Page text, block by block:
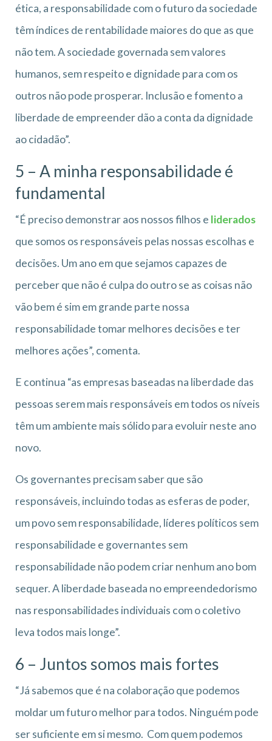
ética, a responsabilidade com o futuro da sociedade
têm índices de rentabilidade maiores do que as que
não tem. A sociedade governada sem valores
humanos, sem respeito e dignidade para com os
outros não pode prosperar. Inclusão e fomento a
liberdade de empreender dão a conta da dignidade
ao cidadão”.
5 – A minha responsabilidade é
fundamental
“É preciso demonstrar aos nossos filhos e liderados
que somos os responsáveis pelas nossas escolhas e
decisões. Um ano em que sejamos capazes de
perceber que não é culpa do outro se as coisas não
vão bem é sim em grande parte nossa
responsabilidade tomar melhores decisões e ter
melhores ações”, comenta.
E continua “as empresas baseadas na liberdade das
pessoas serem mais responsáveis em todos os níveis
têm um ambiente mais sólido para evoluir neste ano
novo.
Os governantes precisam saber que são
responsáveis, incluindo todas as esferas de poder,
um povo sem responsabilidade, líderes políticos sem
responsabilidade e governantes sem
responsabilidade não podem criar nenhum ano bom
sequer. A liberdade baseada no empreendedorismo
nas responsabilidades individuais com o coletivo
leva todos mais longe”.
6 – Juntos somos mais fortes
“Já sabemos que é na colaboração que podemos
moldar um futuro melhor para todos. Ninguém pode
ser suficiente em si mesmo. Com quem podemos